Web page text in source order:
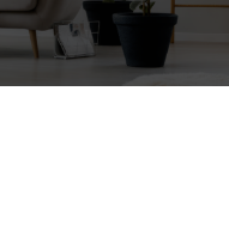
ajouter des produits à votre
intéressants sur notre page